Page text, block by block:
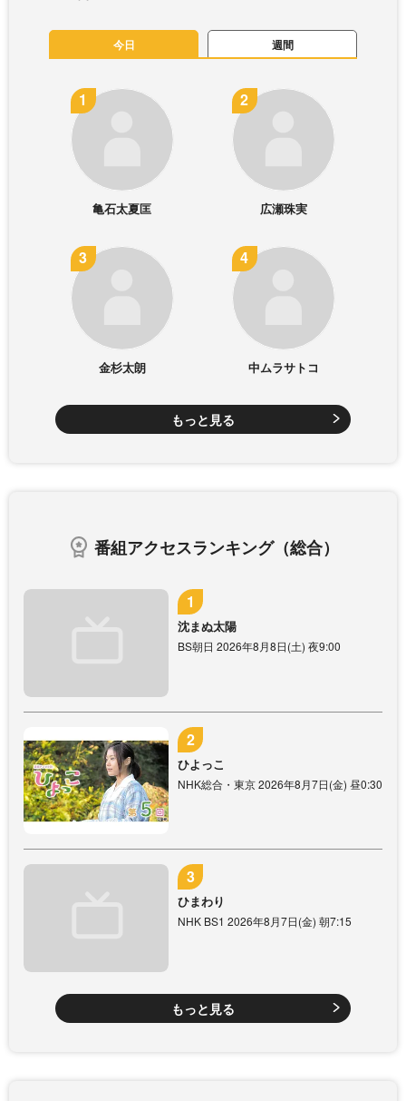
今日 週間
亀石太夏匡 広瀬珠実
金杉太朗 中ムラサトコ
もっと見る
番組アクセスランキング（総合）
沈まぬ太陽
BS朝日 2026年8月8日(土) 夜9:00
ひよっこ
NHK総合・東京 2026年8月7日(金) 昼0:30
ひまわり
NHK BS1 2026年8月7日(金) 朝7:15
もっと見る